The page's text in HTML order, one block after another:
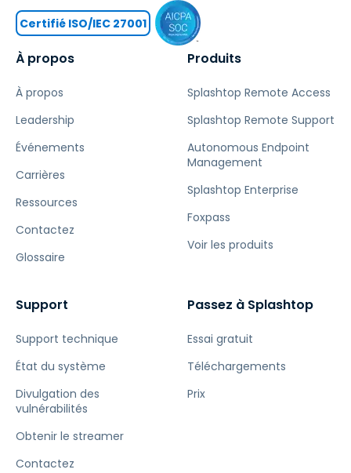
À propos
À propos
Leadership
Événements
Carrières
Ressources
Contactez
Glossaire
Produits
Splashtop Remote Access
Splashtop Remote Support
Autonomous Endpoint
Management
Splashtop Enterprise
Foxpass
Voir les produits
Support
Support technique
État du système
Divulgation des
vulnérabilités
Obtenir le streamer
Contactez
Passez à Splashtop
Essai gratuit
Téléchargements
Prix
Certifié ISO/IEC 27001